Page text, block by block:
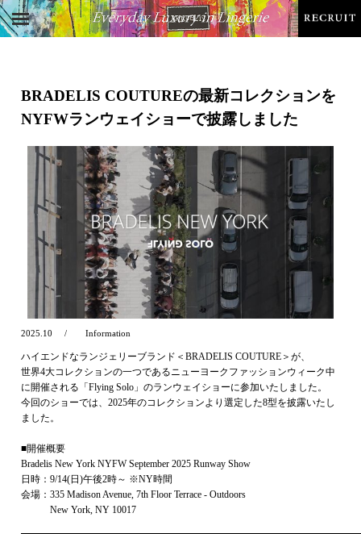
BRADELIS COUTUREの最新コレクションを
NYFWランウェイショーで披露しました
2025.10 Information
ハイエンドなランジェリーブランド＜BRADELIS COUTURE＞が、
世界4大コレクションの一つであるニューヨークファッションウィーク中
に開催される「Flying Solo」のランウェイショーに参加いたしました。
今回のショーでは、2025年のコレクションより選定した8型を披露いたし
ました。
■開催概要
Bradelis New York NYFW September 2025 Runway Show
日時：9/14(日)午後2時～ ※NY時間
会場：335 Madison Avenue, 7th Floor Terrace - Outdoors
New York, NY 10017